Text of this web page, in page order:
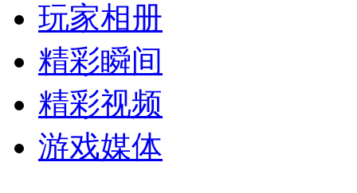
玩家相册
精彩瞬间
精彩视频
游戏媒体